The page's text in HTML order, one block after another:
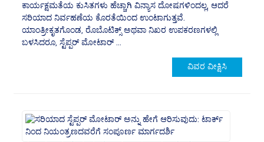
ಕಾರ್ಯಕ್ಷಮತೆಯ ಕುಸಿತಗಳು ಹೆಚ್ಚಾಗಿ ವಿನ್ಯಾಸ ದೋಷಗಳಿಂದಲ್ಲ, ಆದರೆ
ಸರಿಯಾದ ನಿರ್ವಹಣೆಯ ಕೊರತೆಯಿಂದ ಉಂಟಾಗುತ್ತವೆ.
ಯಾಂತ್ರೀಕೃತಗೊಂಡ, ರೊಬೊಟಿಕ್ಸ್ ಅಥವಾ ನಿಖರ ಉಪಕರಣಗಳಲ್ಲಿ
ಬಳಸಿದರೂ, ಸ್ಟೆಪ್ಪರ್ ಮೋಟಾರ್ ...
ವಿವರ ವೀಕ್ಷಿಸಿ